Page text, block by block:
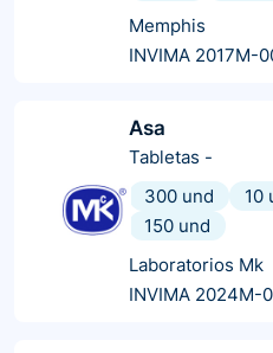
Memphis
INVIMA 2017M-
Asa
Tabletas -
300 und
10
150 und
Laboratorios Mk
INVIMA 2024M-